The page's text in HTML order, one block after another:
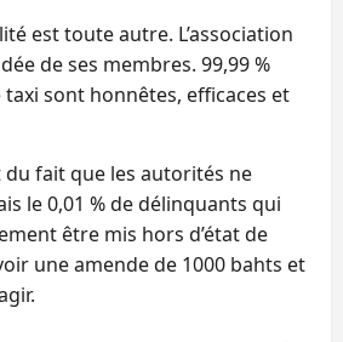
est toute autre. L’association
de ses membres. 99,99 %
sont honnêtes, efficaces et
du fait que les autorités ne
le 0,01 % de délinquants qui
être mis hors d’état de
une amende de 1000 bahts et